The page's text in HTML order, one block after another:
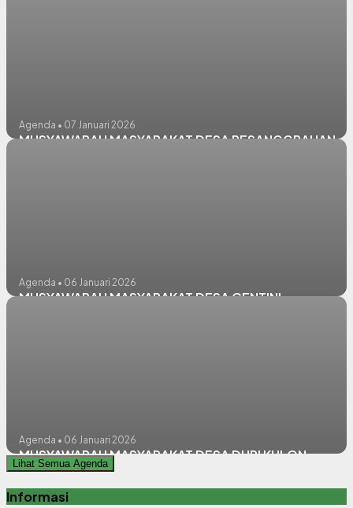
Agenda • 07 Januari 2026
MUSYAWARAH MASYARAKAT DESA PESANGGRAHAN
Agenda • 06 Januari 2026
MUSYAWARAH MASYARAKAT DESA CENTINI
Agenda • 06 Januari 2026
MUSYAWARAH MASYARAKAT DESA DURI KULON
Lihat Semua Agenda
Informasi